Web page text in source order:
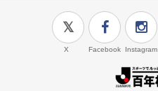
X Facebook Instagram